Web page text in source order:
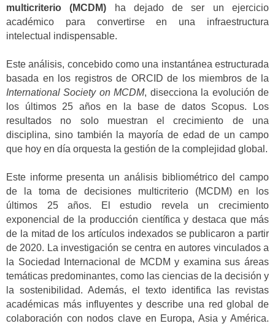
multicriterio (MCDM) ha dejado de ser un ejercicio
académico para convertirse en una infraestructura
intelectual indispensable.
Este análisis, concebido como una instantánea estructurada
basada en los registros de ORCID de los miembros de la
International Society on MCDM, disecciona la evolución de
los últimos 25 años en la base de datos Scopus. Los
resultados no solo muestran el crecimiento de una
disciplina, sino también la mayoría de edad de un campo
que hoy en día orquesta la gestión de la complejidad global.
Este informe presenta un análisis bibliométrico del campo
de la toma de decisiones multicriterio (MCDM) en los
últimos 25 años. El estudio revela un crecimiento
exponencial de la producción científica y destaca que más
de la mitad de los artículos indexados se publicaron a partir
de 2020. La investigación se centra en autores vinculados a
la Sociedad Internacional de MCDM y examina sus áreas
temáticas predominantes, como las ciencias de la decisión y
la sostenibilidad. Además, el texto identifica las revistas
académicas más influyentes y describe una red global de
colaboración con nodos clave en Europa, Asia y América.